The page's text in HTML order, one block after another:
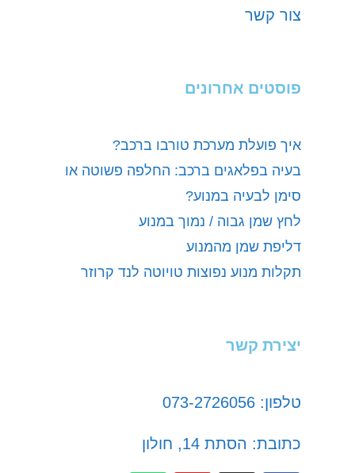
צור קשר
פוסטים אחרונים
איך פועלת מערכת טורבו ברכב?
בעיה בפלאגים ברכב: החלפה פשוטה או
סימן לבעיה במנוע?
לחץ שמן גבוה / נמוך במנוע
דליפת שמן מהמנוע
תקלות מנוע נפוצות טויוטה לנד קרוזר
יצירת קשר
טלפון: 073-2726056
כתובת: הסתת 14, חולון